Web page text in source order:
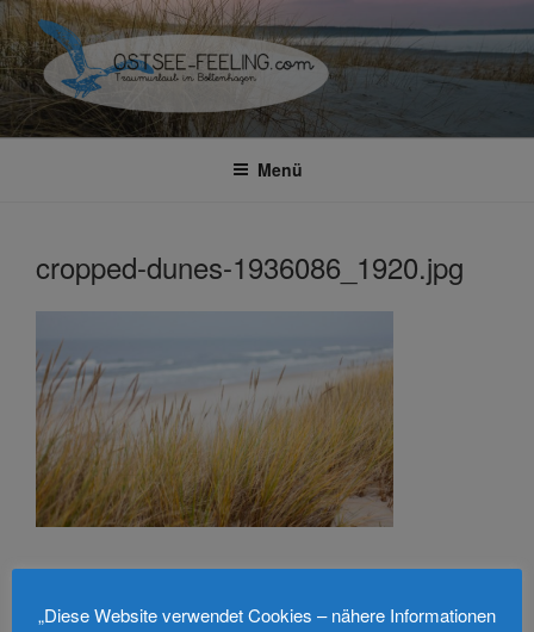
Zum
Inhalt
springen
OSTSEE-FEELING –
FERIENWOHNUNGEN IN
Traumhafte Ferienwohnung in Boltenhagen
Menü
cropped-dunes-1936086_1920.jpg
Schreibe einen Kommentar
„Diese Website verwendet Cookies – nähere Informationen